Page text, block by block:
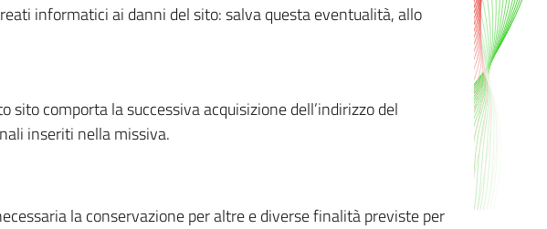
informatici ai danni del sito: salva questa eventualità, allo
comporta la successiva acquisizione dell’indirizzo del
inseriti nella missiva.
la conservazione per altre e diverse finalità previste per